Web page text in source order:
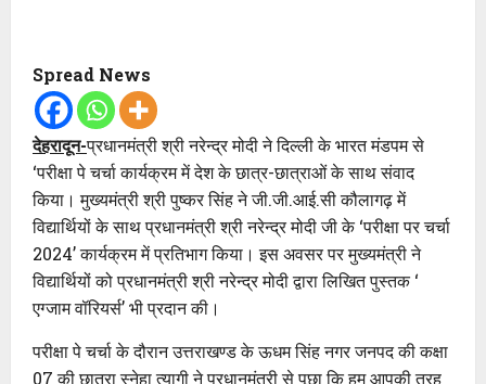
Spread News
देहरादून-प्रधानमंत्री श्री नरेन्द्र मोदी ने दिल्ली के भारत मंडपम से
‘परीक्षा पे चर्चा कार्यक्रम में देश के छात्र-छात्राओं के साथ संवाद
किया। मुख्यमंत्री श्री पुष्कर सिंह ने जी.जी.आई.सी कौलागढ़ में
विद्यार्थियों के साथ प्रधानमंत्री श्री नरेन्द्र मोदी जी के ‘परीक्षा पर चर्चा
2024’ कार्यक्रम में प्रतिभाग किया। इस अवसर पर मुख्यमंत्री ने
विद्यार्थियों को प्रधानमंत्री श्री नरेन्द्र मोदी द्वारा लिखित पुस्तक ‘
एग्जाम वॉरियर्स’ भी प्रदान की।
परीक्षा पे चर्चा के दौरान उत्तराखण्ड के ऊधम सिंह नगर जनपद की कक्षा
07 की छात्रा स्नेहा त्यागी ने प्रधानमंत्री से पूछा कि हम आपकी तरह